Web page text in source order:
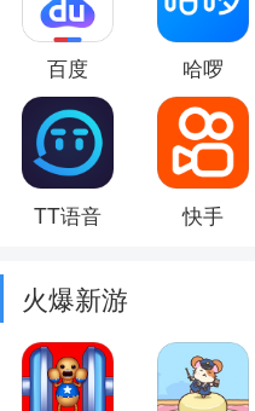
百度 哈啰
TT语音 快手
火爆新游